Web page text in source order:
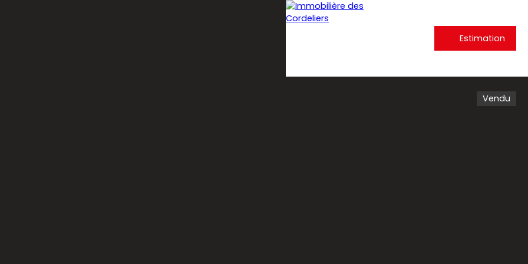
Estimation
Vendu